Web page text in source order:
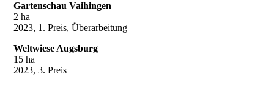
Gartenschau Vaihingen
2 ha
2023, 1. Preis, Überarbeitung
Weltwiese Augsburg
15 ha
2023, 3. Preis